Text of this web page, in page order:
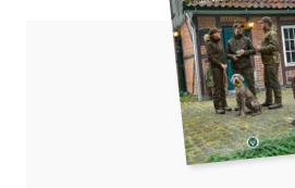
Modellbezeichnung
Hersteller-Artikel-Nr.